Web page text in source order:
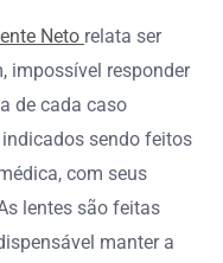
Neto relata ser
impossível responder
de cada caso
sendo feitos
com seus
lentes são feitas
manter a